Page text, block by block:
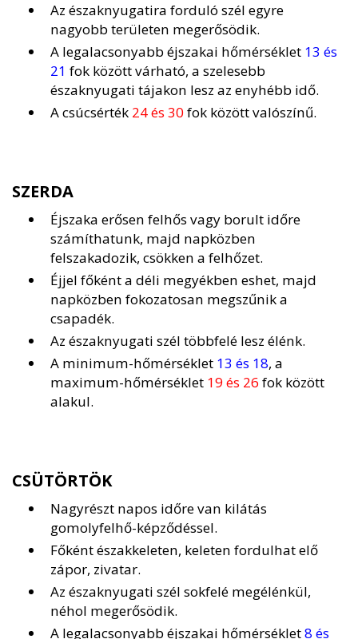
Az északnyugatira forduló szél egyre
nagyobb területen megerősödik.
A legalacsonyabb éjszakai hőmérséklet 13 és
21 fok között várható, a szelesebb
északnyugati tájakon lesz az enyhébb idő.
A csúcsérték 24 és 30fok között valószínű.
SZERDA
Éjszaka erősen felhős vagy borult időre
számíthatunk, majd napközben
felszakadozik, csökken a felhőzet.
Éjjel főként a déli megyékben eshet, majd
napközben fokozatosan megszűnik a
csapadék.
Az északnyugati szél többfelé lesz élénk.
A minimum-hőmérséklet 13 és 18, a
maximum-hőmérséklet 19 és 26 fok között
alakul.
CSÜTÖRTÖK
Nagyrészt napos időre van kilátás
gomolyfelhő-képződéssel.
Főként északkeleten, keleten fordulhat elő
zápor, zivatar.
Az északnyugati szél sokfelé megélénkül,
néhol megerősödik.
A legalacsonyabb éjszakai hőmérséklet8 és